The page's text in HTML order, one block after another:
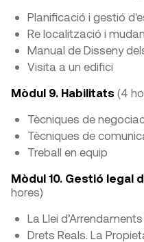
Planificació i gestió
Re localització i
Manual de Disseny
Visita a un edifici
Mòdul 9. Habilitats (4
Tècniques de
Tècniques de
Treball en equip
Mòdul 10. Gestió legal
hores)
La Llei
Drets Reals. La